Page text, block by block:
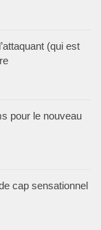
(qui est
pour le nouveau
cap sensationnel